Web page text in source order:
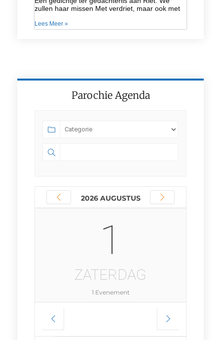
zullen haar missen Met verdriet, maar ook met
Lees Meer »
Parochie Agenda
2026 AUGUSTUS
1
ZATERDAG
1 Evenement